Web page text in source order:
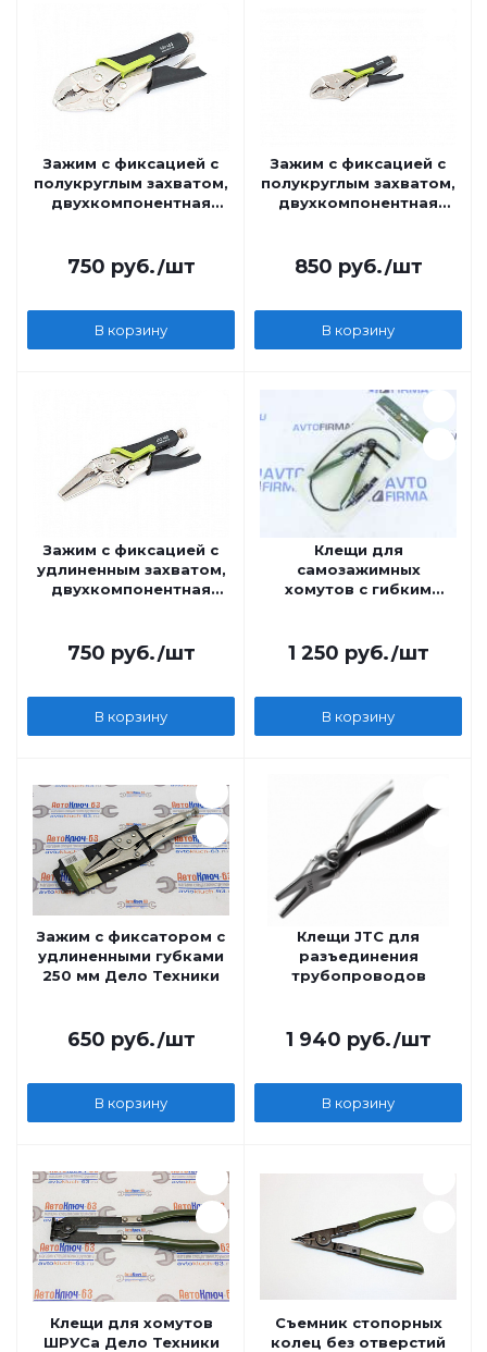
Зажим с фиксацией с
полукруглым захватом,
двухкомпонентная
750 руб./шт
В корзину
Зажим с фиксацией с
полукруглым захватом,
двухкомпонентная
850 руб./шт
В корзину
Зажим с фиксацией с
удлиненным захватом,
двухкомпонентная
750 руб./шт
В корзину
Клещи для
самозажимных
хомутов c гибким
1 250 руб./шт
В корзину
Зажим с фиксатором с
удлиненными губками
250 мм Дело Техники
650 руб./шт
В корзину
Клещи JTC для
разъединения
трубопроводов
1 940 руб./шт
В корзину
Клещи для хомутов
ШРУСа Дело Техники
Съемник стопорных
колец без отверстий